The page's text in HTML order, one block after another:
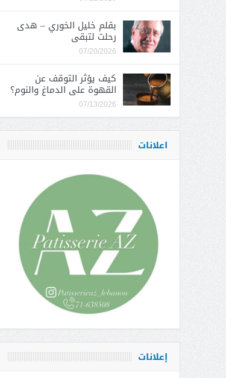
بقلم خليل الخوري – هدى
رحلت لتبقى
07/20/2026
كيف يؤثر التوقف عن
القهوة على الدماغ والنوم؟
07/13/2026
اعلانات
إعلانات